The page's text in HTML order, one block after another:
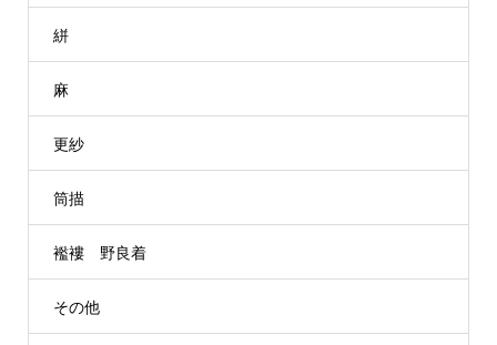
絣
麻
更紗
筒描
襤褸 野良着
その他